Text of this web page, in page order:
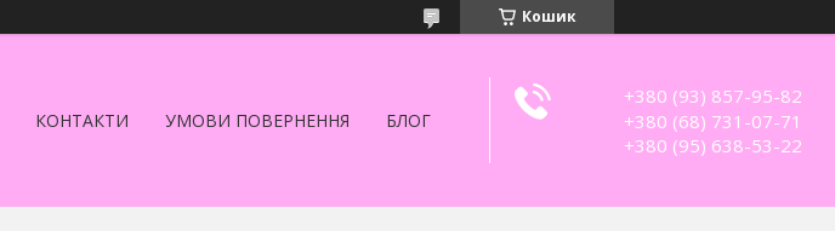
Кошик
КОНТАКТИ УМОВИ ПОВЕРНЕННЯ БЛОГ
+380 (93) 857-95-82
+380 (68) 731-07-71
+380 (95) 638-53-22